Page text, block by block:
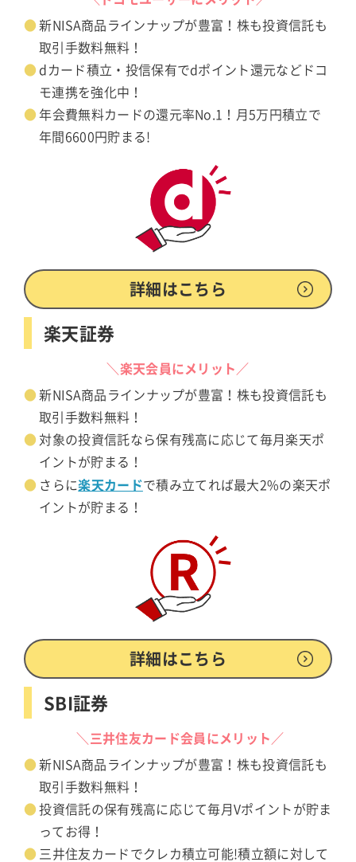
新NISA商品ラインナップが豊富！株も投資信託も
取引手数料無料！
dカード積立・投信保有でdポイント還元などドコ
モ連携を強化中！
年会費無料カードの還元率No.1！月5万円積立で
年間6600円貯まる!
詳細はこちら
楽天証券
＼楽天会員にメリット／
新NISA商品ラインナップが豊富！株も投資信託も
取引手数料無料！
対象の投資信託なら保有残高に応じて毎月楽天ポ
イントが貯まる！
さらに楽天カードで積み立てれば最大2%の楽天ポ
イントが貯まる！
詳細はこちら
SBI証券
＼三井住友カード会員にメリット／
新NISA商品ラインナップが豊富！株も投資信託も
取引手数料無料！
投資信託の保有残高に応じて毎月Vポイントが貯ま
ってお得！
三井住友カードでクレカ積立可能!積立額に対して